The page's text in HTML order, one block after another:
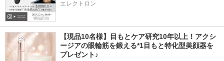
エレクトロン
【現品10名様】目もとケア研究10年以上！アクシ
ージアの眼輪筋を鍛える*1目もと特化型美顔器を
プレゼント♪